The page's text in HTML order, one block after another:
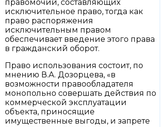
правомочий, составляющих
исключительное право, тогда как
право распоряжения
исключительным правом
обеспечивает введение этого права
в гражданский оборот.
Право использования состоит, по
мнению В.А. Дозорцева, «в
возможности правообладателя
монопольно совершать действия по
коммерческой эксплуатации
объекта, приносящие
имущественные выгоды, и запрете